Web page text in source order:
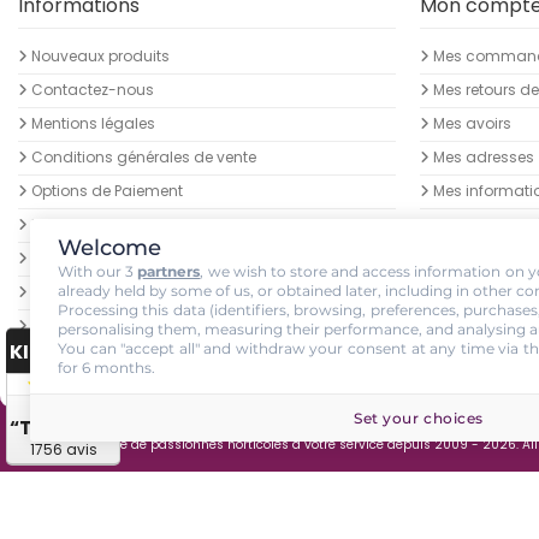
Nouveaux produits
Contactez-nous
Mentions légales
Conditions générales de vente
Options de Paiement
Lampes horticoles LEDs - Bas prix garantis
Devenez Ambassadeur Growled
Livraison des colis
Retrait de commande GrowLED au growshop au
palétuvier NANCY
sitemap
Mes
Mes retours
Mes avoirs
Mes adresses
Mes
Mes bons de
GrowLED - Équipe de passionnés horticoles à votre service depuis 2009 - 2026.
KING-AVIS
“Très bien”
1756 avis
Welcome
With our 3 partners, we wish to store and access information on
already held by some of us, or obtained later, including in other
Processing this data (identifiers, browsing, preferences,
personalising them, measuring their performance, and analysing
You can "accept all" and withdraw your consent at any time via
for 6 months.
Set your choices